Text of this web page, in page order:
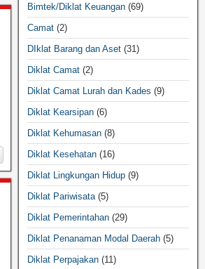
Bimtek/Diklat Keuangan (69)
Camat (2)
DIklat Barang dan Aset (31)
Diklat Camat (2)
Diklat Camat Lurah dan Kades (9)
Diklat Kearsipan (6)
Diklat Kehumasan (8)
Diklat Kesehatan (16)
Diklat Lingkungan Hidup (9)
Diklat Pariwisata(5)
Diklat Pemerintahan (29)
Diklat Penanaman Modal Daerah (5)
Diklat Perpajakan (11)